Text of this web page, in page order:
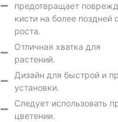
предотвращает
кисти на более поздней
роста.
Отличная хватка для
растений.
Дизайн для быстрой и
установки.
Следует использовать
цветении.